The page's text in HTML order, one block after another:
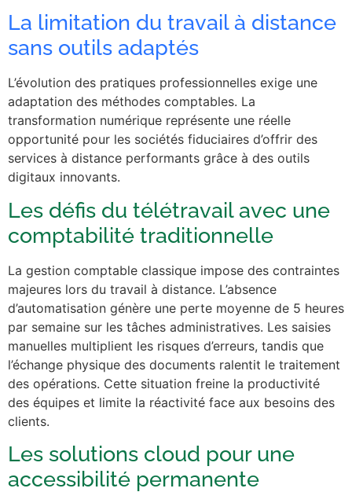
La limitation du travail à distance
sans outils adaptés
L’évolution des pratiques professionnelles exige une
adaptation des méthodes comptables. La
transformation numérique représente une réelle
opportunité pour les sociétés fiduciaires d’offrir des
services à distance performants grâce à des outils
digitaux innovants.
Les défis du télétravail avec une
comptabilité traditionnelle
La gestion comptable classique impose des contraintes
majeures lors du travail à distance. L’absence
d’automatisation génère une perte moyenne de 5 heures
par semaine sur les tâches administratives. Les saisies
manuelles multiplient les risques d’erreurs, tandis que
l’échange physique des documents ralentit le traitement
des opérations. Cette situation freine la productivité
des équipes et limite la réactivité face aux besoins des
clients.
Les solutions cloud pour une
accessibilité permanente